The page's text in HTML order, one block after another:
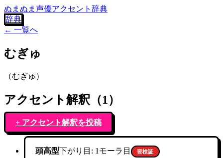
ぬまぬま声優アクセント辞典
辞典
← 一覧へ
むぎゅ
（むぎゅ ）
アクセント解釈（1）
+ アクセント解釈を投稿
頭高型下がり目: 1 モーラ目 要検証